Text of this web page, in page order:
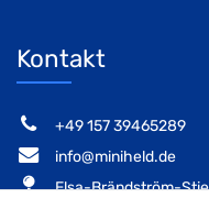
Kontakt
‭+49 157 39465289‬
info@miniheld.de
Elsa-Brändström-